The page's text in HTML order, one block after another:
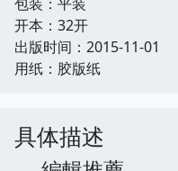
开本：32开
出版时间：2015-11-01
用纸：胶版纸
具体描述